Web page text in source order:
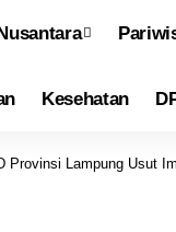
Kesehatan
Provinsi Lampung Usut